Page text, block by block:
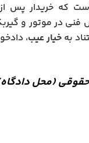
که خریدار پس
در موتور و
به خیار عیب،
(محل